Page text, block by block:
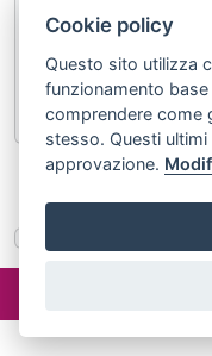
esso puo' essere
capo precedente.
L'opposizione non
risoluzione del
Cookie policy
Questo sito utilizza
funzionamento
comprendere come
stesso. Questi
approvazione.